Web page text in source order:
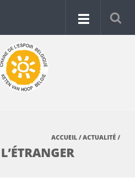
ACCUEIL/ACTUALITÉ /